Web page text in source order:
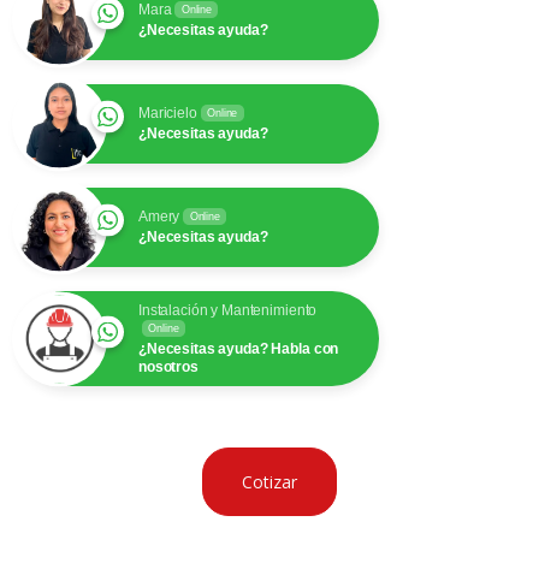
Mara Online
¿Necesitas ayuda?
Maricielo Online
¿Necesitas ayuda?
Amery Online
¿Necesitas ayuda?
Instalación y Mantenimiento
Online
¿Necesitas ayuda? Habla con
nosotros
Cotizar